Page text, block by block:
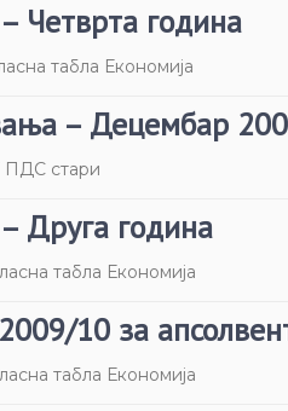
Четврта година
табла Економија
– Децембар
ПДС стари
Друга година
табла Економија
10 за
табла Економија